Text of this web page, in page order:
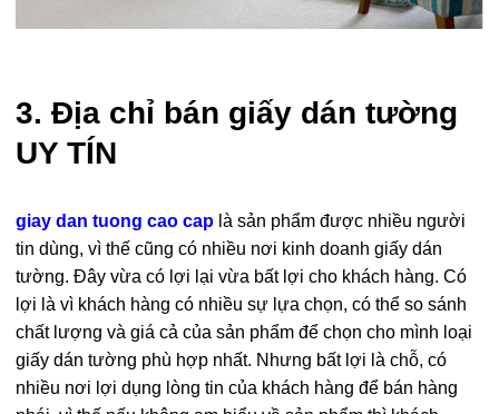
3. Địa chỉ bán giấy dán tường
UY TÍN
giay dan tuong cao cap là sản phẩm được nhiều người
tin dùng, vì thế cũng có nhiều nơi kinh doanh giấy dán
tường. Đây vừa có lợi lại vừa bất lợi cho khách hàng. Có
lợi là vì khách hàng có nhiều sự lựa chọn, có thể so sánh
chất lượng và giá cả của sản phẩm để chọn cho mình loại
giấy dán tường phù hợp nhất. Nhưng bất lợi là chỗ, có
nhiều nơi lợi dụng lòng tin của khách hàng để bán hàng